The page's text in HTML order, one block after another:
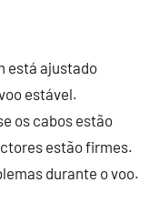
está ajustado
estável.
os cabos estão
estão firmes.
durante o voo.